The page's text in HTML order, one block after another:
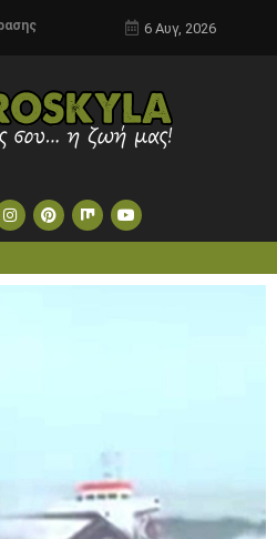
6 Αυγ, 2026